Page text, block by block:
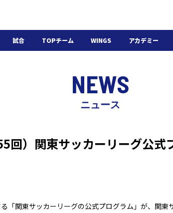
試合 TOPチーム WINGS アカデミー
NEWS
ニュース
回）関東サッカーリーグ公式
「関東サッカーリーグの公式プログラム」が、関東